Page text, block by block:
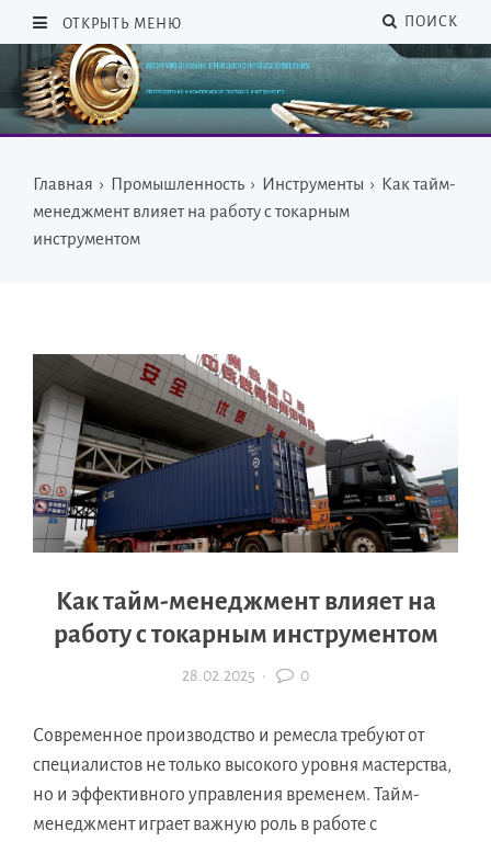
ОТКРЫТЬ МЕНЮ ПОИСК
Главная › Промышленность › Инструменты › Как тайм-
менеджмент влияет на работу с токарным
инструментом
Как тайм-менеджмент влияет на
работу с токарным инструментом
28.02.2025 · 0
Современное производство и ремесла требуют от
специалистов не только высокого уровня мастерства,
но и эффективного управления временем. Тайм-
менеджмент играет важную роль в работе с